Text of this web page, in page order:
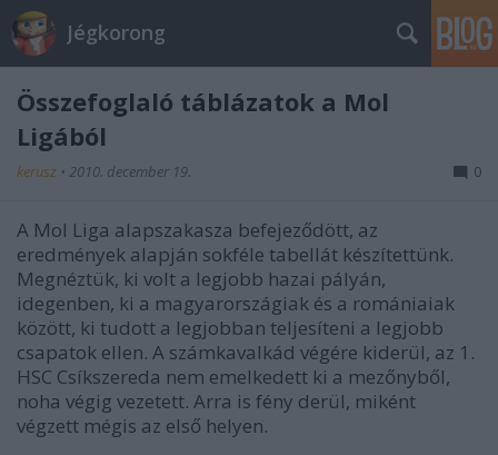
Jégkorong
Összefoglaló táblázatok a Mol
Ligából
kerusz • 2010. december 19. 0
A Mol Liga alapszakasza befejeződött, az
eredmények alapján sokféle tabellát készítettünk.
Megnéztük, ki volt a legjobb hazai pályán,
idegenben, ki a magyarországiak és a romániaiak
között, ki tudott a legjobban teljesíteni a legjobb
csapatok ellen. A számkavalkád végére kiderül, az 1.
HSC Csíkszereda nem emelkedett ki a mezőnyből,
noha végig vezetett. Arra is fény derül, miként
végzett mégis az első helyen.